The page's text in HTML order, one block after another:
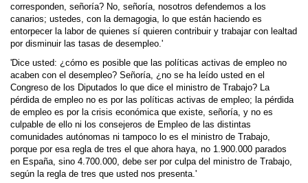
corresponden, señoría? No, señoría, nosotros defendemos a los
canarios; ustedes, con la demagogia, lo que están haciendo es
entorpecer la labor de quienes sí quieren contribuir y trabajar con lealtad
por disminuir las tasas de desempleo.'
'Dice usted: ¿cómo es posible que las políticas activas de empleo no
acaben con el desempleo? Señoría, ¿no se ha leído usted en el
Congreso de los Diputados lo que dice el ministro de Trabajo? La
pérdida de empleo no es por las políticas activas de empleo; la pérdida
de empleo es por la crisis económica que existe, señoría, y no es
culpable de ello ni los consejeros de Empleo de las distintas
comunidades autónomas ni tampoco lo es el ministro de Trabajo,
porque por esa regla de tres el que ahora haya, no 1.900.000 parados
en España, sino 4.700.000, debe ser por culpa del ministro de Trabajo,
según la regla de tres que usted nos presenta.'